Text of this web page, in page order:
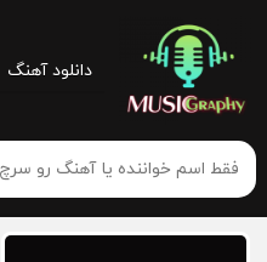
دانلود آهنگ